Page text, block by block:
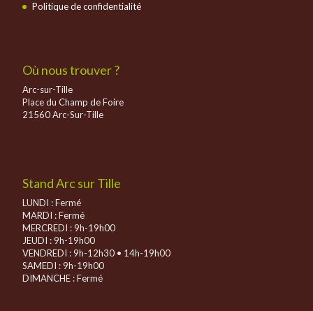
Politique de confidentialité
Où nous trouver ?
Arc-sur-Tille
Place du Champ de Foire
21560 Arc-Sur-Tille
Stand Arc sur Tille
LUNDI : Fermé
MARDI : Fermé
MERCREDI : 9h-19h00
JEUDI : 9h-19h00
VENDREDI : 9h-12h30 • 14h-19h00
SAMEDI : 9h-19h00
DIMANCHE :Fermé